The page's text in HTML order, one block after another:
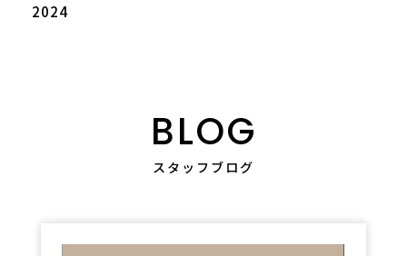
2024
BLOG
スタッフブログ